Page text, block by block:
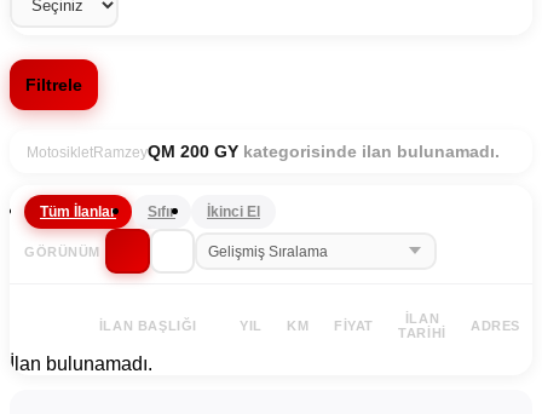
Filtrele
MotosikletRamzeyQM 200 GY kategorisinde ilan bulunamadı.
Tüm İlanlar Sıfır İkinci El
GÖRÜNÜM
İLAN BAŞLIĞI YIL KM FIYAT
İLAN
TARIHI
ADRES
İlan bulunamadı.